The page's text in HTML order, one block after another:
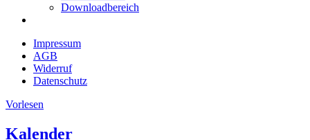
Downloadbereich
Impressum
AGB
Widerruf
Datenschutz
Vorlesen
Kalender